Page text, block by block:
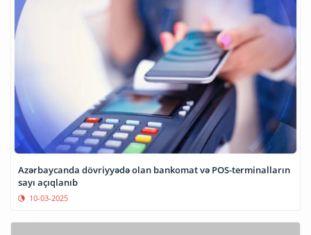
Azərbaycanda dövriyyədə olan bankomat və POS-terminalların
sayı açıqlanıb
10-03-2025